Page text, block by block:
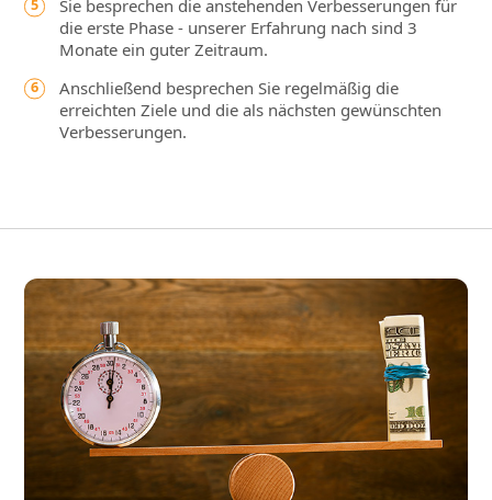
Sie besprechen die anstehenden Verbesserungen für
die erste Phase - unserer Erfahrung nach sind 3
Monate ein guter Zeitraum.
Anschließend besprechen Sie regelmäßig die
erreichten Ziele und die als nächsten gewünschten
Verbesserungen.